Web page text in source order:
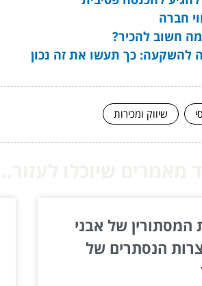
חברה
חשוב להכיר?
להשקעה: כך תעשו את זה נכון
שיווק ומכירות
המסתורין של אבני
הנסתרים של